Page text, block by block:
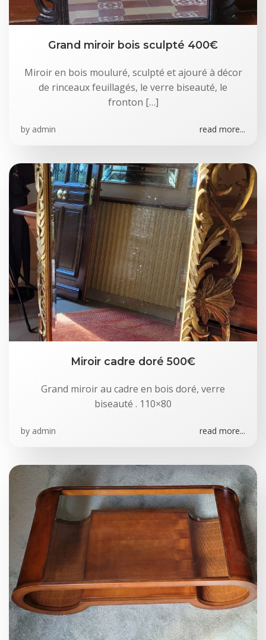
Grand miroir bois sculpté 400€
Miroir en bois mouluré, sculpté et ajouré à décor
de rinceaux feuillagés, le verre biseauté, le
fronton […]
by admin read more...
Miroir cadre doré 500€
Grand miroir au cadre en bois doré, verre
biseauté . 110×80
by admin read more...